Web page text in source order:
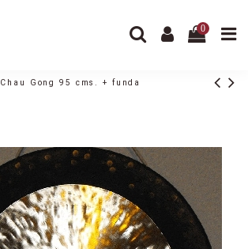
0
Chau Gong 95 cms. + funda